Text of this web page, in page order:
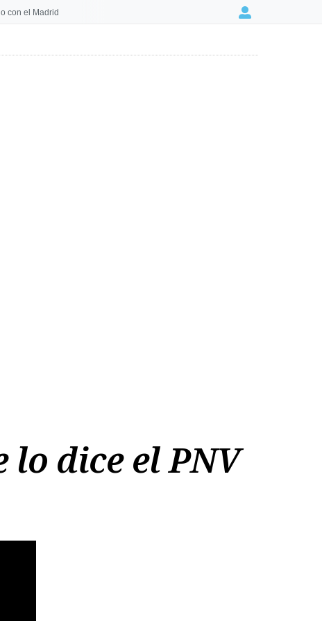
con el Madrid Login
lo dice el PNV